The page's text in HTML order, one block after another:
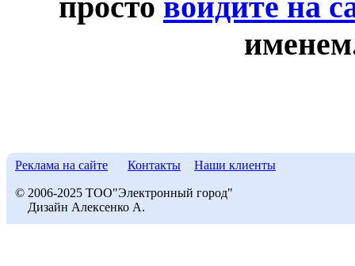
Реклама на сайте Контакты Наши клиенты
© 2006-2025 ТОО"Электронный город"
Дизайн Алексенко А.